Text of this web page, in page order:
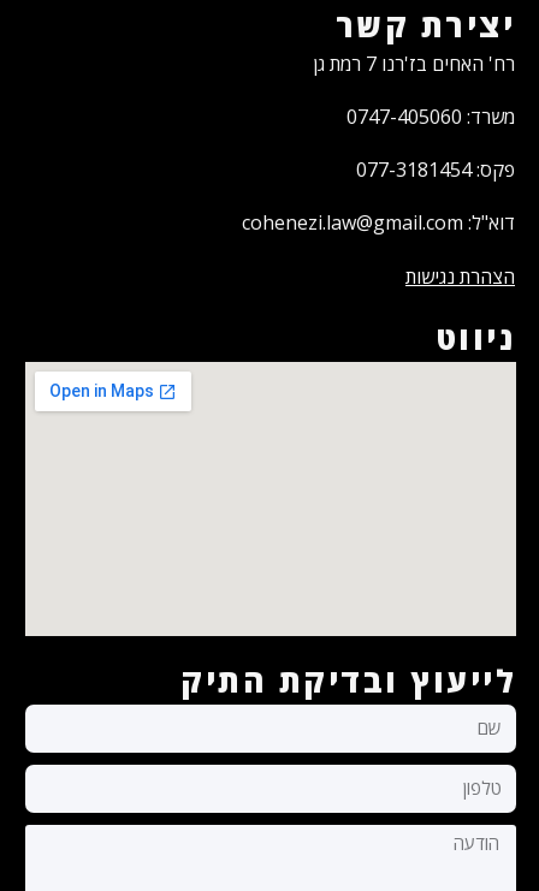
יצירת קשר
רח' האחים בז'רנו 7 רמת גן
משרד: 0747-405060
פקס: 077-3181454
דוא"ל: cohenezi.law@gmail.com
הצהרת נגישות
ניווט
לייעוץ ובדיקת התיק